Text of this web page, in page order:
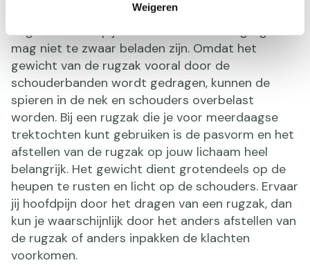
Weigeren
afgestelde rugzak kan namelijk naast ander fysiek
ongemak hoofdpijn veroorzaken. Een dagrugzak
mag niet te zwaar beladen zijn. Omdat het
gewicht van de rugzak vooral door de
schouderbanden wordt gedragen, kunnen de
spieren in de nek en schouders overbelast
worden. Bij een rugzak die je voor meerdaagse
trektochten kunt gebruiken is de pasvorm en het
afstellen van de rugzak op jouw lichaam heel
belangrijk. Het gewicht dient grotendeels op de
heupen te rusten en licht op de schouders. Ervaar
jij hoofdpijn door het dragen van een rugzak, dan
kun je waarschijnlijk door het anders afstellen van
de rugzak of anders inpakken de klachten
voorkomen.